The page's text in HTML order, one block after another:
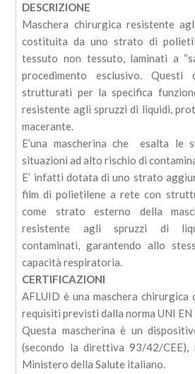
DESCRIZIONE
Maschera chirurgica resistente
costituita da uno strato di
tessuto non tessuto, laminati a
procedimento esclusivo.
strutturati per la specifica
resistente agli spruzzi di liquidi,
macerante.
E’una mascherina che esalta le
situazioni ad alto rischio di
E’ infatti dotata di uno strato
film di polietilene a rete con
come strato esterno della
resistente agli spruzzi di
contaminati, garantendo allo
capacità respiratoria.
CERTIFICAZIONI
AFLUID è una maschera
requisiti previsti dalla norma UNI
Questa mascherina è un
(secondo la direttiva 93/42/
Ministero della Salute italiano.